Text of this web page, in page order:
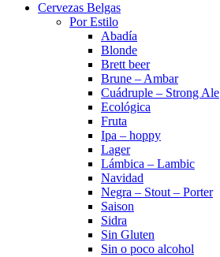
Cervezas Belgas
Por Estilo
Abadía
Blonde
Brett beer
Brune – Ambar
Cuádruple – Strong Ale
Ecológica
Fruta
Ipa – hoppy
Lager
Lámbica – Lambic
Navidad
Negra – Stout – Porter
Saison
Sidra
Sin Gluten
Sin o poco alcohol